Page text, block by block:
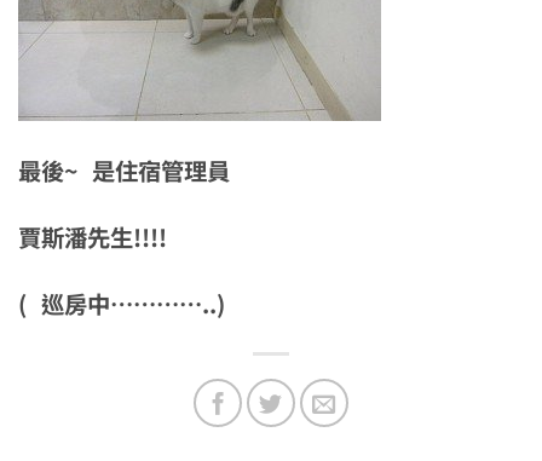
最後~ 是住宿管理員
賈斯潘先生!!!!
( 巡房中…………..)